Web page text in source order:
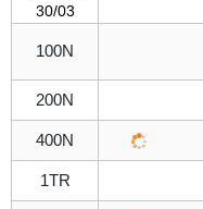
30/03
100N
200N
400N
1TR